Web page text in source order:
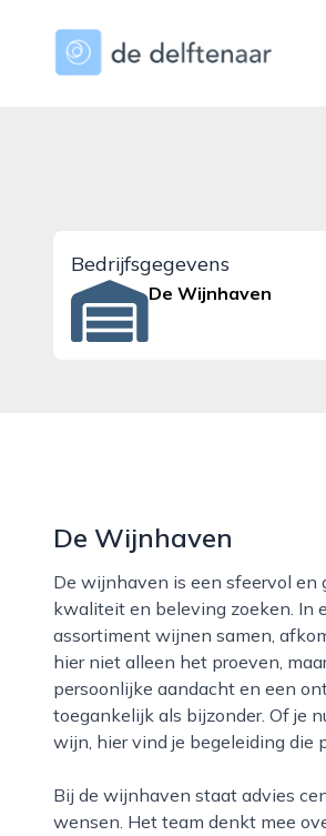
dedelftenaar.nl
Bedrijfsgegevens
De Wijnhaven
De Wijnhaven
De wijnhaven is een sfeervol en gespecialiseerd wijnbedrijf in delft dat zich richt op liefhebbers die
kwaliteit en beleving zoeken. In
assortiment wijnen samen,
hier niet alleen het proeven,
persoonlijke aandacht en een
toegankelijk als bijzonder. Of je
wijn, hier vind je begeleiding die
Bij de wijnhaven staat advies centraal en wordt er uitgebreid de tijd genomen om te luisteren naar je
wensen. Het team denkt mee